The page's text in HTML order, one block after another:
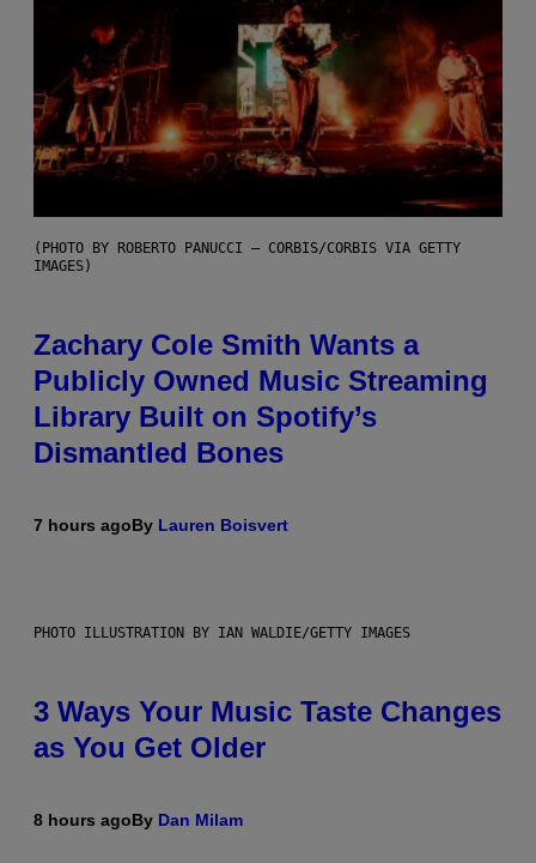
(PHOTO BY ROBERTO PANUCCI – CORBIS/CORBIS VIA GETTY
IMAGES)
Zachary Cole Smith Wants a
Publicly Owned Music Streaming
Library Built on Spotify’s
Dismantled Bones
7 hours agoBy Lauren Boisvert
PHOTO ILLUSTRATION BY IAN WALDIE/GETTY IMAGES
3 Ways Your Music Taste Changes
as You Get Older
8 hours agoBy Dan Milam